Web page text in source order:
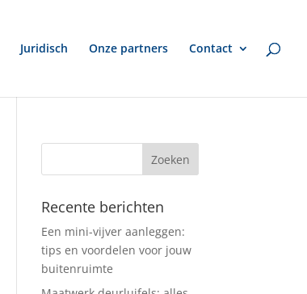
Juridisch Onze partners Contact
Recente berichten
Een mini-vijver aanleggen:
tips en voordelen voor jouw
buitenruimte